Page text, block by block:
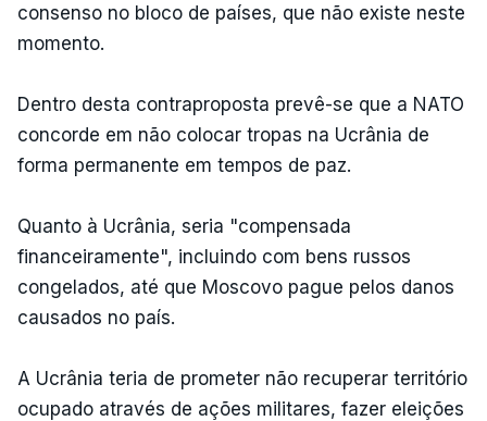
consenso no bloco de países, que não existe neste
momento.
Dentro desta contraproposta prevê-se que a NATO
concorde em não colocar tropas na Ucrânia de
forma permanente em tempos de paz.
Quanto à Ucrânia, seria "compensada
financeiramente", incluindo com bens russos
congelados, até que Moscovo pague pelos danos
causados no país.
A Ucrânia teria de prometer não recuperar território
ocupado através de ações militares, fazer eleições